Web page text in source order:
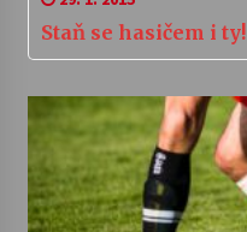
Staň se hasičem i ty!